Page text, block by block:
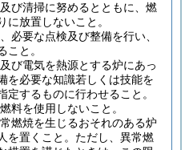
び清掃に努めるとともに、燃
に放置しないこと。
必要な点検及び整備を行い、
こと。
び電気を熱源とする炉にあっ
を必要な知識若しくは技能を
するものに行わせること。
料を使用しないこと。
燃焼を生じるおそれのある炉
を置くこと。 ただし、異常燃